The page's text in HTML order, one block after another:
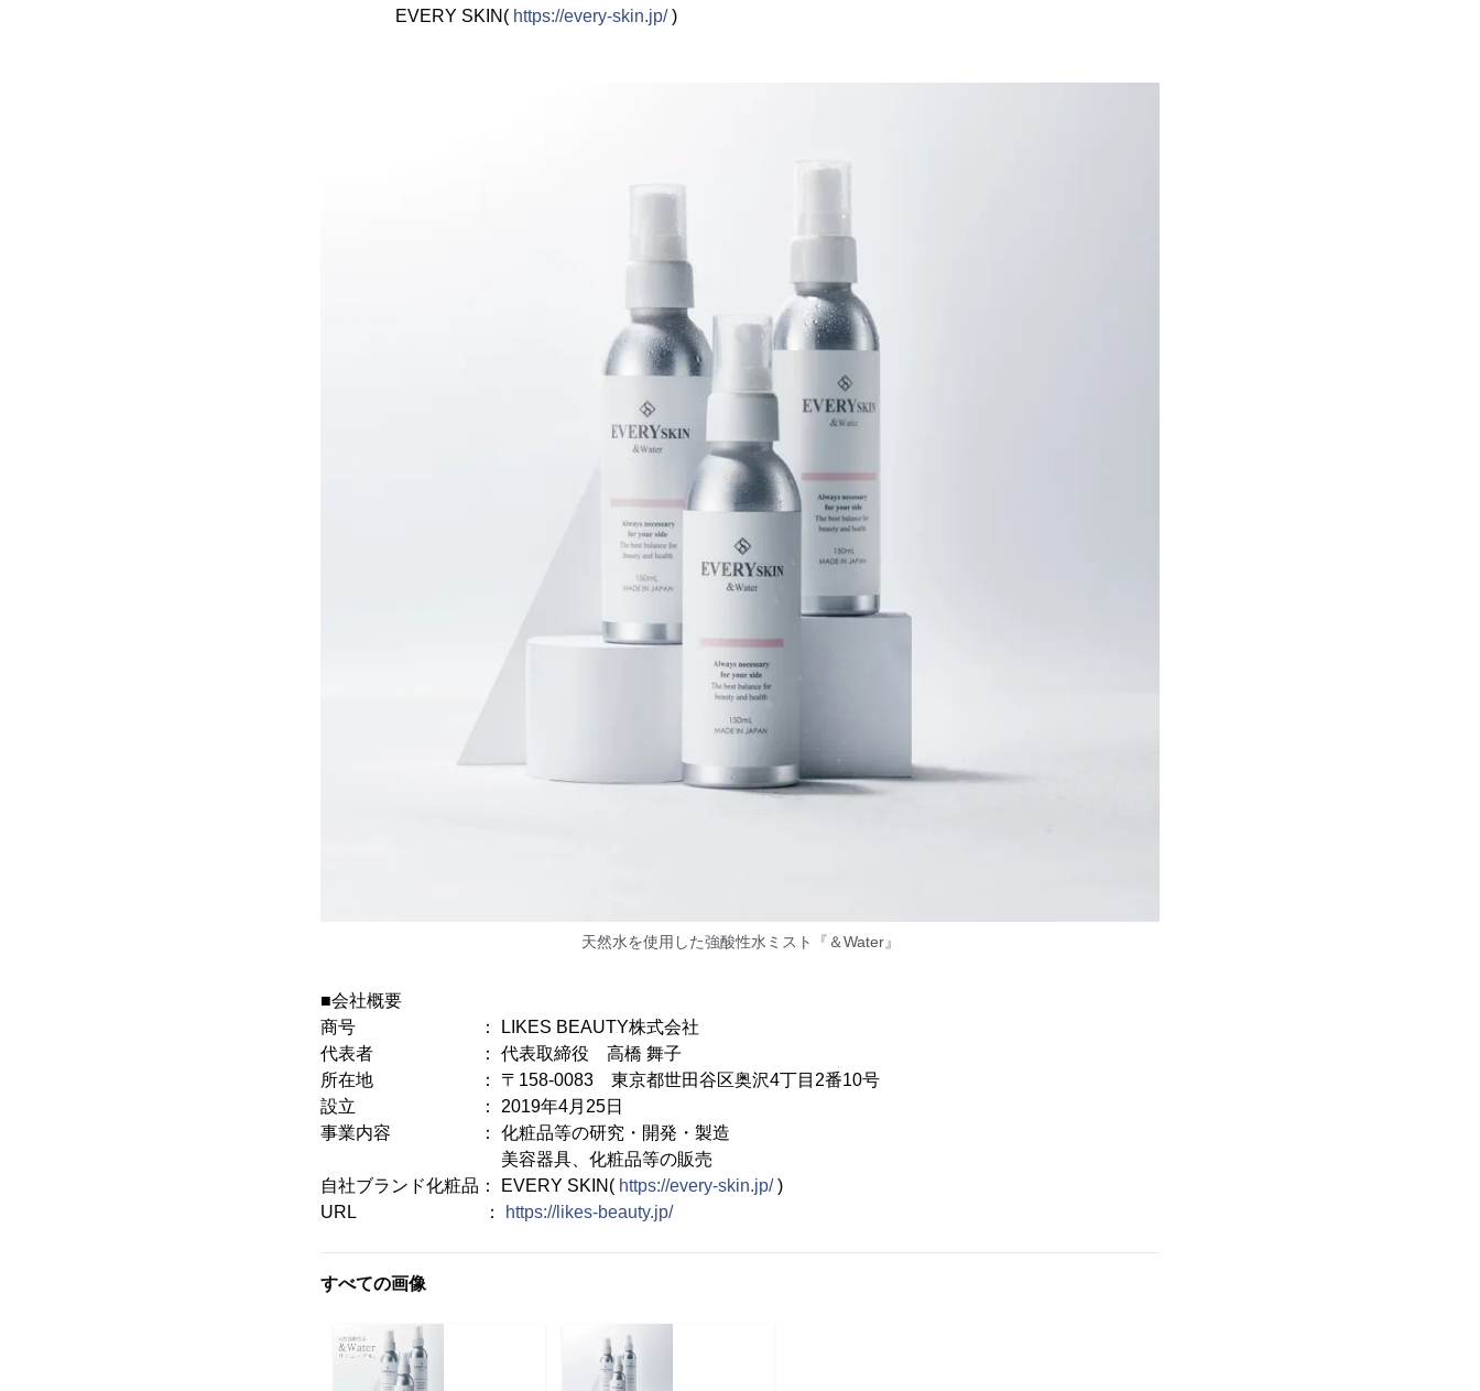
EVERY SKIN( https://every-skin.jp/)
天然水を使用した強酸性水ミスト『＆Water』
■会社概要
商号 ： LIKES BEAUTY株式会社
代表者 ： 代表取締役 高橋 舞子
所在地 ： 〒158-0083 東京都世田谷区奥沢4丁目2番10号
設立 ： 2019年4月25日
事業内容 ： 化粧品等の研究・開発・製造
美容器具、化粧品等の販売
自社ブランド化粧品： EVERY SKIN( https://every-skin.jp/)
URL ：
https://likes-beauty.jp/
すべての画像